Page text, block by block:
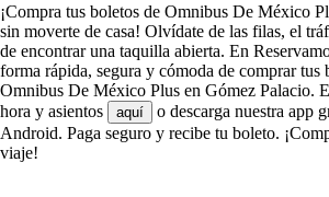
¡Compra tus boletos de Omnibus De México
sin moverte de casa! Olvídate de las filas, el
de encontrar una taquilla abierta. En
forma rápida, segura y cómoda de comprar tus
Omnibus De México Plus en Gómez Palacio.
hora y asientos
aquí
o descarga nuestra app
Android. Paga seguro y recibe tu boleto.
viaje!